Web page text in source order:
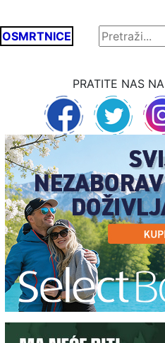
OSMRTNICE
PRATITE NAS NA